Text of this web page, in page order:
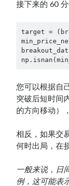
接下来的 60
target =
您可以根据自
突破后短时间
的方向移动）
相反，如果交
何时出局，在
一般来说，日
例，这可能表